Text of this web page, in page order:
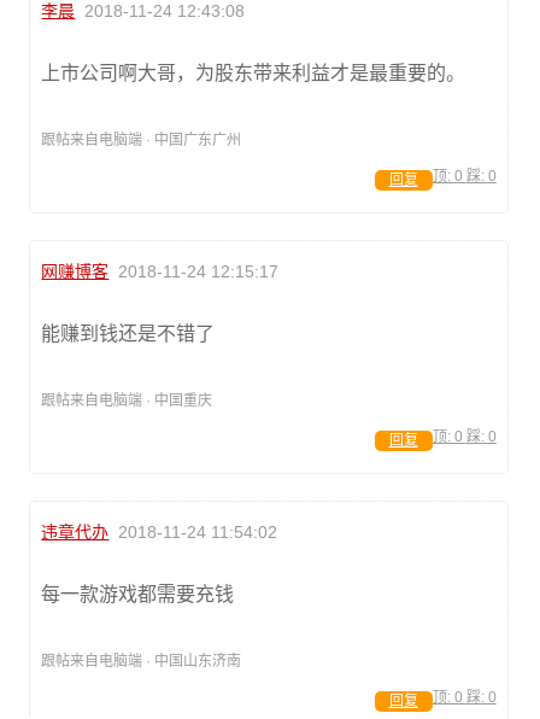
李晨 2018-11-24 12:43:08
上市公司啊大哥，为股东带来利益才是最重要的。
跟帖来自电脑端 · 中国广东广州
顶: 0 踩: 0
回复
网赚博客 2018-11-24 12:15:17
能赚到钱还是不错了
跟帖来自电脑端 · 中国重庆
顶: 0 踩: 0
回复
违章代办 2018-11-24 11:54:02
每一款游戏都需要充钱
跟帖来自电脑端 · 中国山东济南
顶: 0 踩: 0
回复